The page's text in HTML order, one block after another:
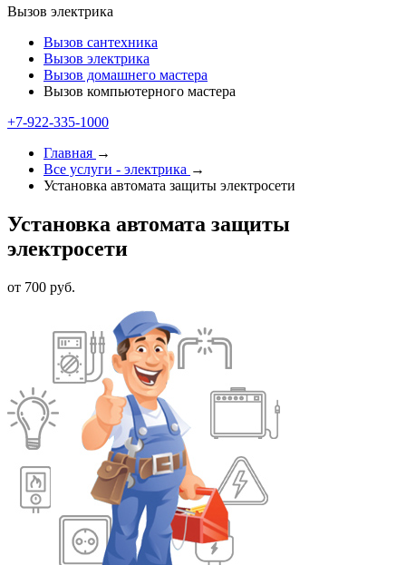
Вызов электрика
Вызов сантехника
Вызов электрика
Вызов домашнего мастера
Вызов компьютерного мастера
+7-922-335-2000
Главная →
Все услуги - электрика →
Установка автомата защиты электросети
Установка автомата защиты
электросети
от 700 руб.